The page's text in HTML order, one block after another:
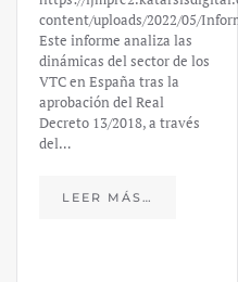
content/uploads/2022/05/
Este informe analiza las
dinámicas del sector de los
VTC en España tras la
aprobación del Real
Decreto 13/2018, a través
del…
LEER MÁS…